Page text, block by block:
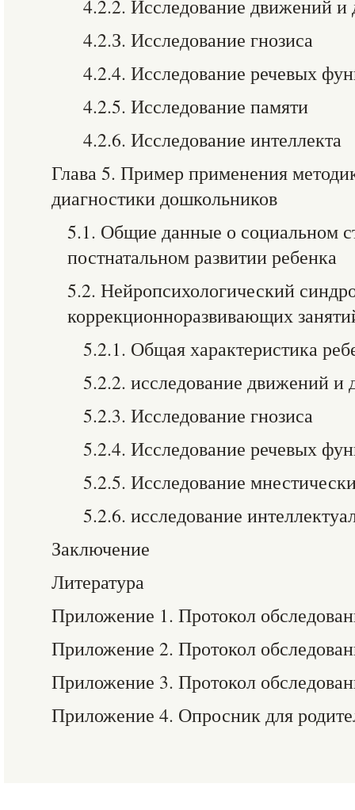
4.2.2. Исследование движений и
4.2.З. Исследование гнозиса
4.2.4. Исследование речевых
4.2.5. Исследование памяти
4.2.6. Исследование интеллекта
Глава 5. Пример применения
диагностики дошкольников
5.1. Общие данные о социальном
постнатальном развитии ребенка
5.2. Нейропсихологический
коррекционноразвивающих
5.2.1. Общая характеристика
5.2.2. исследование движений и
5.2.3. Исследование гнозиса
5.2.4. Исследование речевых
5.2.5. Исследование
5.2.6. исследование
Заключение
Литература
Приложение 1. Протокол
Приложение 2. Протокол
Приложение 3. Протокол
Приложение 4. Опросник для